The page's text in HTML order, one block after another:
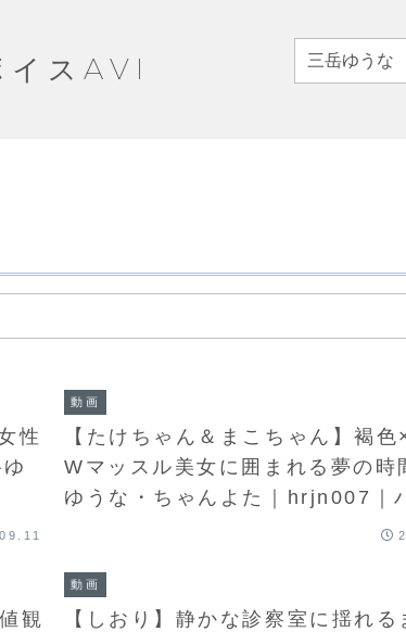
イスAVI
性
動画
【たけちゃん＆まこちゃん】褐色
Wマッスル美女に囲まれる夢の時
ゆうな・ちゃんよた｜hrjn007｜
観
動画
【しおり】静かな診察室に揺れる